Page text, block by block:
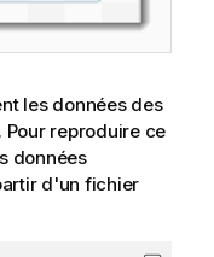
les données des
reproduire ce
données
d'un fichier